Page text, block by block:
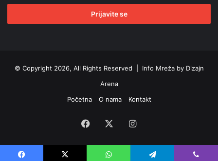
adresu
© Copyright 2026, All Rights Reserved | Info Mreža by Dizajn
Arena
Početna
O nama Kontakt
Facebook Instagram